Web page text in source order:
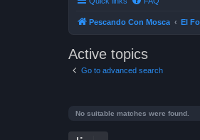
Pescando Con Mosca El
Active topics
Go to advanced search
No suitable matches were found.